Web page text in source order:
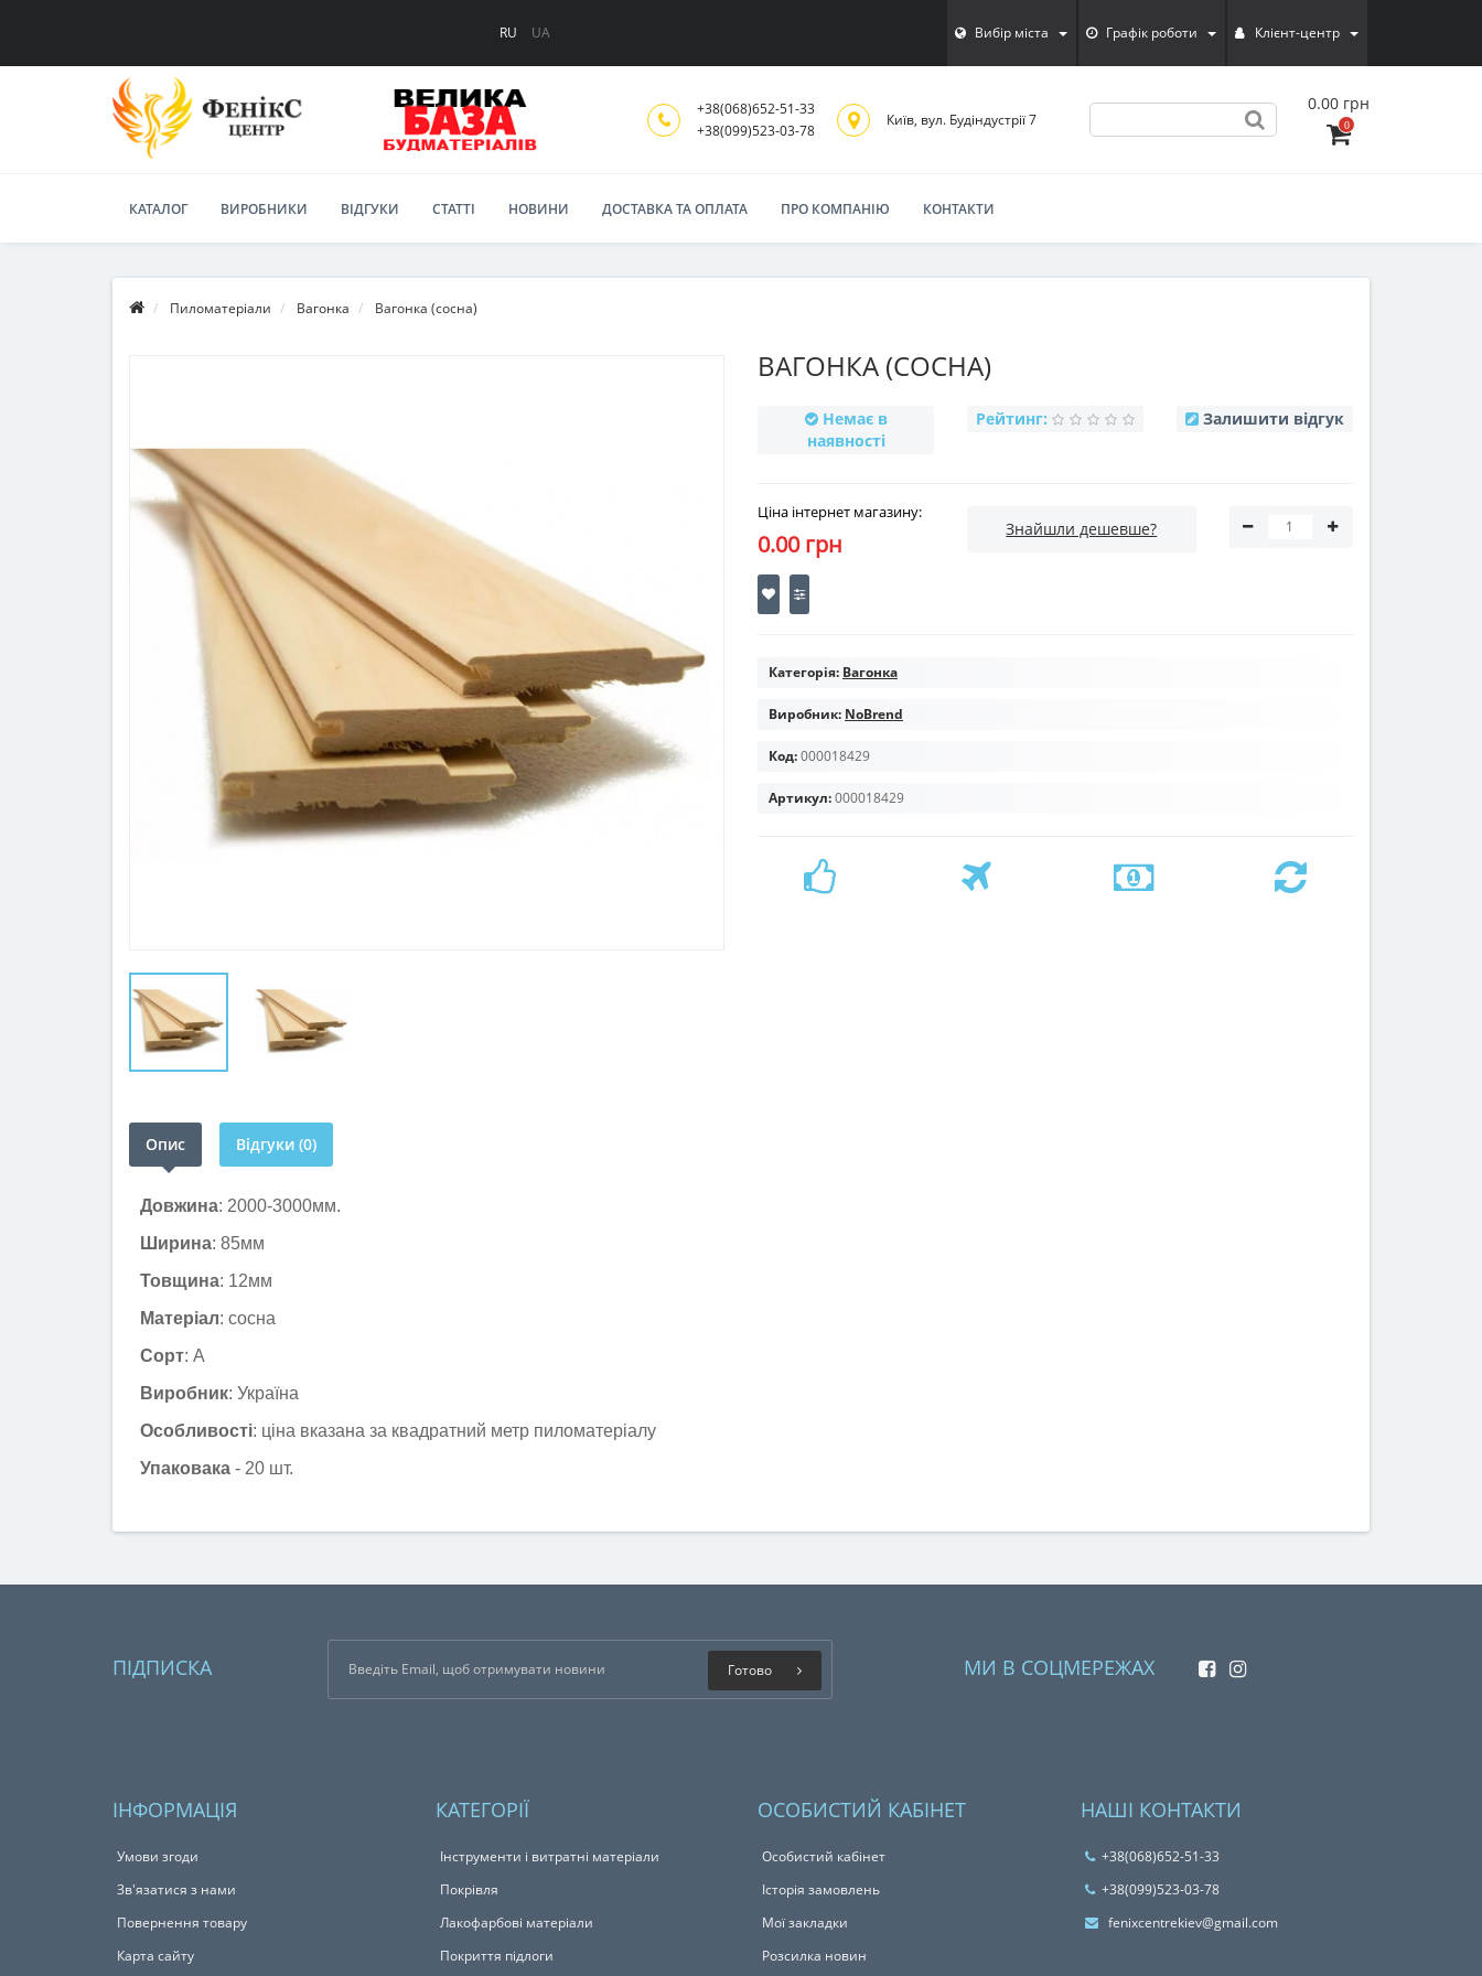
RU UA Вибiр мiста Графік роботи Клієнт-центр
+38(068)652-51-33
‎+38(099)523-03-78
Київ, вул. Будіндустрії 7
0.00 грн
0
КАТАЛОГ ВИРОБНИКИ ВІДГУКИ СТАТТІ НОВИНИ ДОСТАВКА ТА ОПЛАТА ПРО КОМПАНІЮ КОНТАКТИ
Пиломатеріали Вагонка Вагонка (сосна)
ВАГОНКА (СОСНА)
Немає в
наявності
Рейтинг: Залишити відгук
Ціна інтернет магазину:
0.00 грн
Знайшли дешевше?
Категорія: Вагонка
Виробник: NoBrend
Код:000018429
Артикул:000018429
Опис Відгуки (0)
Довжина: 2000-3000мм.
Ширина: 85мм
Товщина: 12мм
Матеріал: сосна
Сорт: А
Виробник: Україна
Особливості: ціна вказана за квадратний метр пиломатеріалу
Упаковака - 20 шт.
ПІДПИСКА Готово МИ В СОЦМЕРЕЖАХ
ІНФОРМАЦІЯ
Умови згоди
Зв'язатися з нами
Повернення товару
Карта сайту
КАТЕГОРІЇ
Інструменти і витратні матеріали
Покрівля
Лакофарбові матеріали
Покриття підлоги
ОСОБИСТИЙ КАБІНЕТ
Особистий кабінет
Історія замовлень
Мої закладки
Розсилка новин
НАШІ КОНТАКТИ
+38(068)652-51-33
‎+38(099)523-03-78
fenixcentrekiev@gmail.com